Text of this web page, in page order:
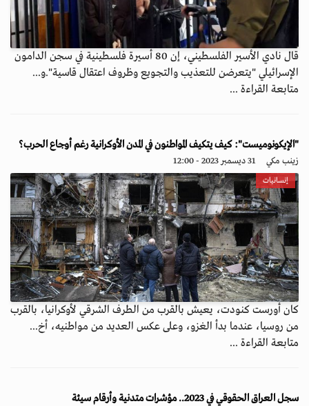
قال نادي الأسير الفلسطيني، إن 80 أسيرة فلسطينية في سجن الدامون
الإسرائيلي "يتعرضن للتعذيب والتجويع وظروف اعتقال قاسية".و...
متابعة القراءة ...
"الإيكونوميست": كيف يتكيف المواطنون في المدن الأوكرانية رغم أوجاع الحرب؟
زينب مكي 31 ديسمبر 2023 - 12:00
إنسانيات
كان أورست كنودت، يعيش بالقرب من الطرف الشرقي لأوكرانيا، بالقرب
من روسيا، عندما بدأ الغزو، وعلى عكس العديد من مواطنيه، أخ...
متابعة القراءة ...
سجل العراق الحقوقي في 2023.. مؤشرات متدنية وأرقام سيئة